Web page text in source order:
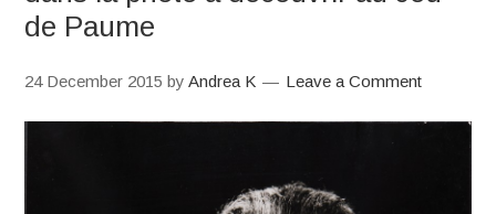
de Paume
24 December 2015 byAndrea K Leave a Comment